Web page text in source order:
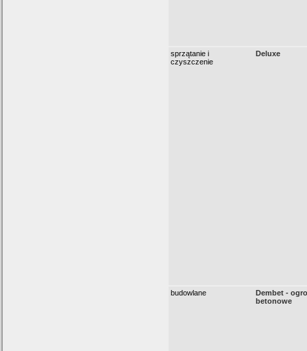
sprzątanie i
czyszczenie
Deluxe
budowlane
Dembet -
betonowe